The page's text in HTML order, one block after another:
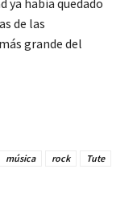
de las
grande del
música rock Tute